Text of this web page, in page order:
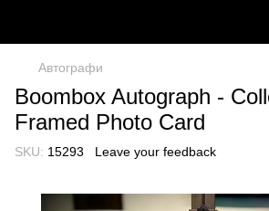
Автографи
Boombox Autograph -
Framed Photo Card
SKU: 15293 Leave your feedback